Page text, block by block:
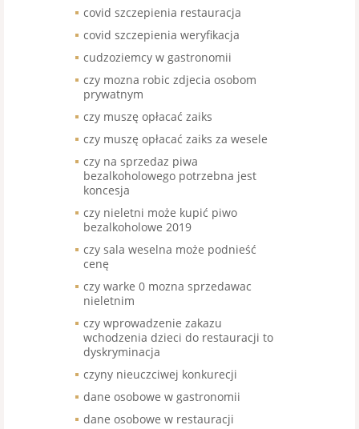
covid szczepienia restauracja
covid szczepienia weryfikacja
cudzoziemcy w gastronomii
czy mozna robic zdjecia osobom
prywatnym
czy muszę opłacać zaiks
czy muszę opłacać zaiks za wesele
czy na sprzedaz piwa
bezalkoholowego potrzebna jest
koncesja
czy nieletni może kupić piwo
bezalkoholowe 2019
czy sala weselna może podnieść
cenę
czy warke 0 mozna sprzedawac
nieletnim
czy wprowadzenie zakazu
wchodzenia dzieci do restauracji to
dyskryminacja
czyny nieuczciwej konkurecji
dane osobowe w gastronomii
dane osobowe w restauracji